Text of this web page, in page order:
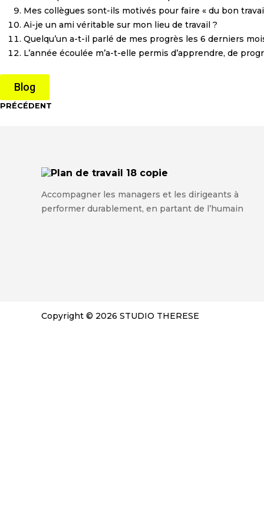
Mes collègues sont-ils motivés pour faire « du bon
Ai-je un ami véritable sur mon lieu de travail ?
Quelqu’un a-t-il parlé de mes progrès les 6 derniers
L’année écoulée m’a-t-elle permis d’apprendre, de
Blog
PRÉCÉDENT
Accompagner les managers et les dirigeants à
performer durablement, en partant de l’humain
Copyright © 2026 STUDIO THERESE